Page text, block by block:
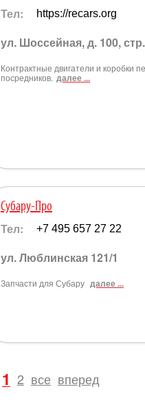
Тел: https://recars.org
ул. Шоссейная, д. 100,
Контрактные двигатели и коробки
посредников. далее ...
Субару-Про
Тел: +7 495 657 27 22
ул. Люблинская 121/1
Запчасти для Субару далее ...
1 2 все вперед